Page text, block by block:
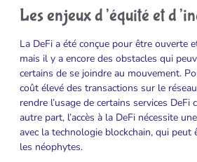
Les enjeux d’équité et
La DeFi a été conçue pour être ouverte
mais il y a encore des obstacles qui
certains de se joindre au mouvement.
coût élevé des transactions sur le
rendre l’usage de certains services DeFi
autre part, l’accès à la DeFi nécessite
avec la technologie blockchain, qui
les néophytes.